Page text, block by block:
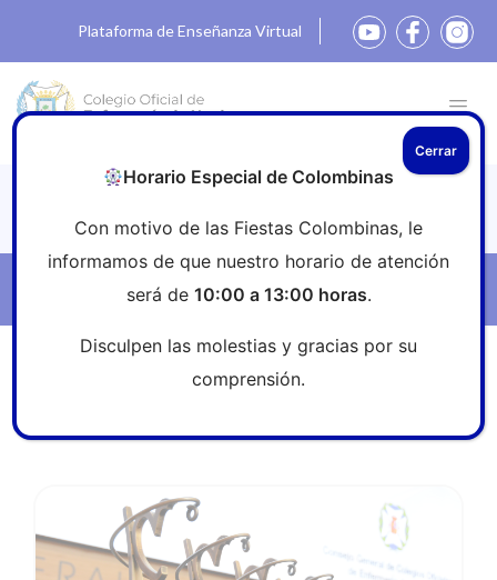
Plataforma de Enseñanza Virtual
»colegio provinciales
Ver noticia
Horario Especial de Colombinas
Con motivo de las Fiestas Colombinas, le
informamos de que nuestro horario de atención
será de 10:00 a 13:00 horas.
Disculpen las molestias y gracias por su
comprensión.
Cerrar